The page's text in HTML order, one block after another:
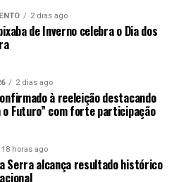
2 dias ago
de Inverno celebra o Dia dos
2 dias ago
à reeleição destacando
o Futuro” com forte participação
18 horas ago
Serra alcança resultado histórico